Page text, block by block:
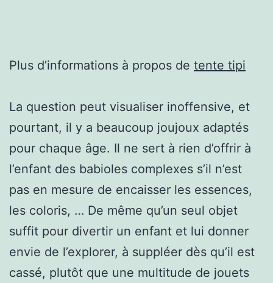
Plus d’informations à propos de tente tipi
La question peut visualiser inoffensive, et
pourtant, il y a beaucoup joujoux adaptés
pour chaque âge. Il ne sert à rien d’offrir à
l’enfant des babioles complexes s’il n’est
pas en mesure de encaisser les essences,
les coloris, … De même qu’un seul objet
suffit pour divertir un enfant et lui donner
envie de l’explorer, à suppléer dès qu’il est
cassé, plutôt que une multitude de jouets